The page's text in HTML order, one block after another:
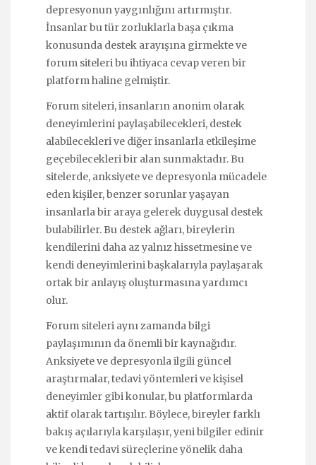
depresyonun yaygınlığını artırmıştır.
İnsanlar bu tür zorluklarla başa çıkma
konusunda destek arayışına girmekte ve
forum siteleri bu ihtiyaca cevap veren bir
platform haline gelmiştir.
Forum siteleri, insanların anonim olarak
deneyimlerini paylaşabilecekleri, destek
alabilecekleri ve diğer insanlarla etkileşime
geçebilecekleri bir alan sunmaktadır. Bu
sitelerde, anksiyete ve depresyonla mücadele
eden kişiler, benzer sorunlar yaşayan
insanlarla bir araya gelerek duygusal destek
bulabilirler. Bu destek ağları, bireylerin
kendilerini daha az yalnız hissetmesine ve
kendi deneyimlerini başkalarıyla paylaşarak
ortak bir anlayış oluşturmasına yardımcı
olur.
Forum siteleri aynı zamanda bilgi
paylaşımının da önemli bir kaynağıdır.
Anksiyete ve depresyonla ilgili güncel
araştırmalar, tedavi yöntemleri ve kişisel
deneyimler gibi konular, bu platformlarda
aktif olarak tartışılır. Böylece, bireyler farklı
bakış açılarıyla karşılaşır, yeni bilgiler edinir
ve kendi tedavi süreçlerine yönelik daha